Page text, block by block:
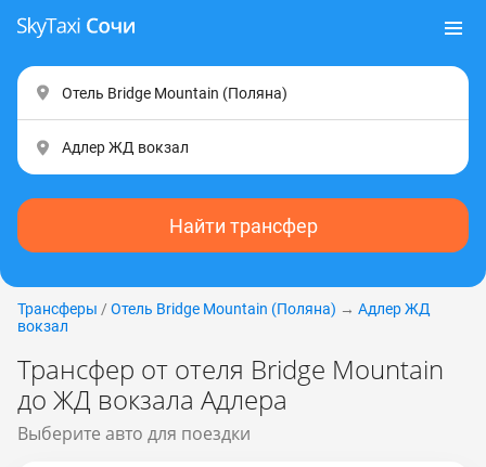
Найти трансфер
Трансферы / Отель Bridge Mountain (Пoлянa) → Адлер ЖД
вокзал
Трансфер от отеля Bridge Mountain
до ЖД вокзала Адлера
Выберите авто для поездки